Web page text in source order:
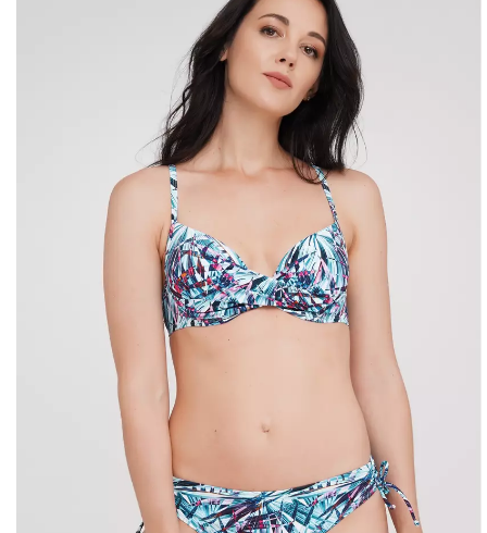
Бесшовные леггинсы из
микрофибры LEGGINGS
02 (черный) Giulia
789 грн.
Велосипедки с высокой
талией TRACKS 01
549 грн.